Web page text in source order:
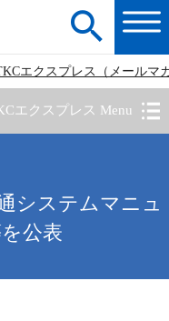
エクスプレス（メールマ
エクスプレス Menu
システムマニュ
公表